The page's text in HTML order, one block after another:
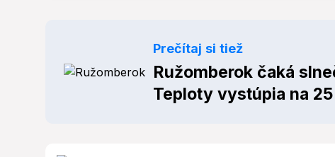
Prečítaj si tiež
Ružomberok čaká
Teploty vystúpia na